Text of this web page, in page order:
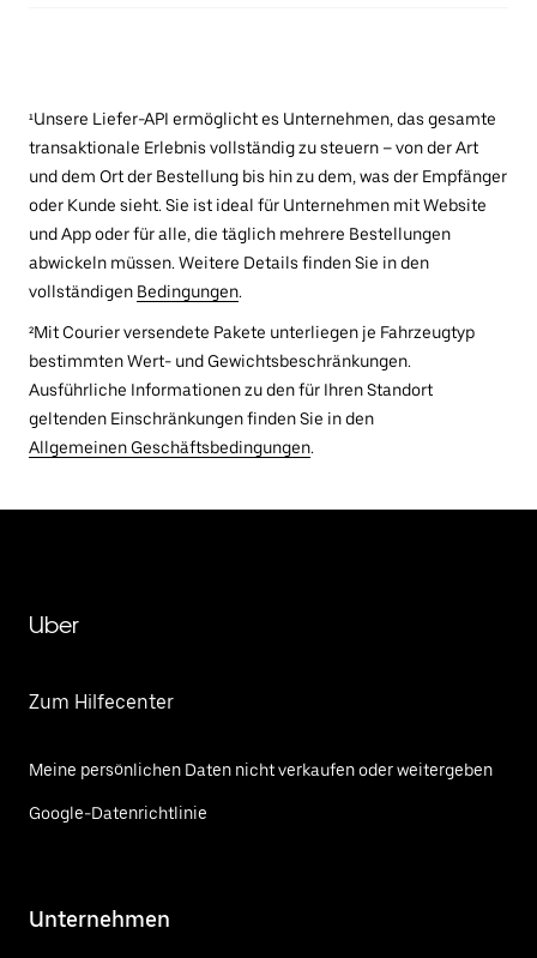
¹Unsere Liefer-API ermöglicht es Unternehmen, das gesamte
transaktionale Erlebnis vollständig zu steuern – von der Art
und dem Ort der Bestellung bis hin zu dem, was der Empfänger
oder Kunde sieht. Sie ist ideal für Unternehmen mit Website
und App oder für alle, die täglich mehrere Bestellungen
abwickeln müssen. Weitere Details finden Sie in den
vollständigen Bedingungen.
²Mit Courier versendete Pakete unterliegen je Fahrzeugtyp
bestimmten Wert- und Gewichtsbeschränkungen.
Ausführliche Informationen zu den für Ihren Standort
geltenden Einschränkungen finden Sie in den
Allgemeinen Geschäftsbedingungen.
Uber
Zum Hilfecenter
Meine persönlichen Daten nicht verkaufen oder weitergeben
Google-Datenrichtlinie
Unternehmen